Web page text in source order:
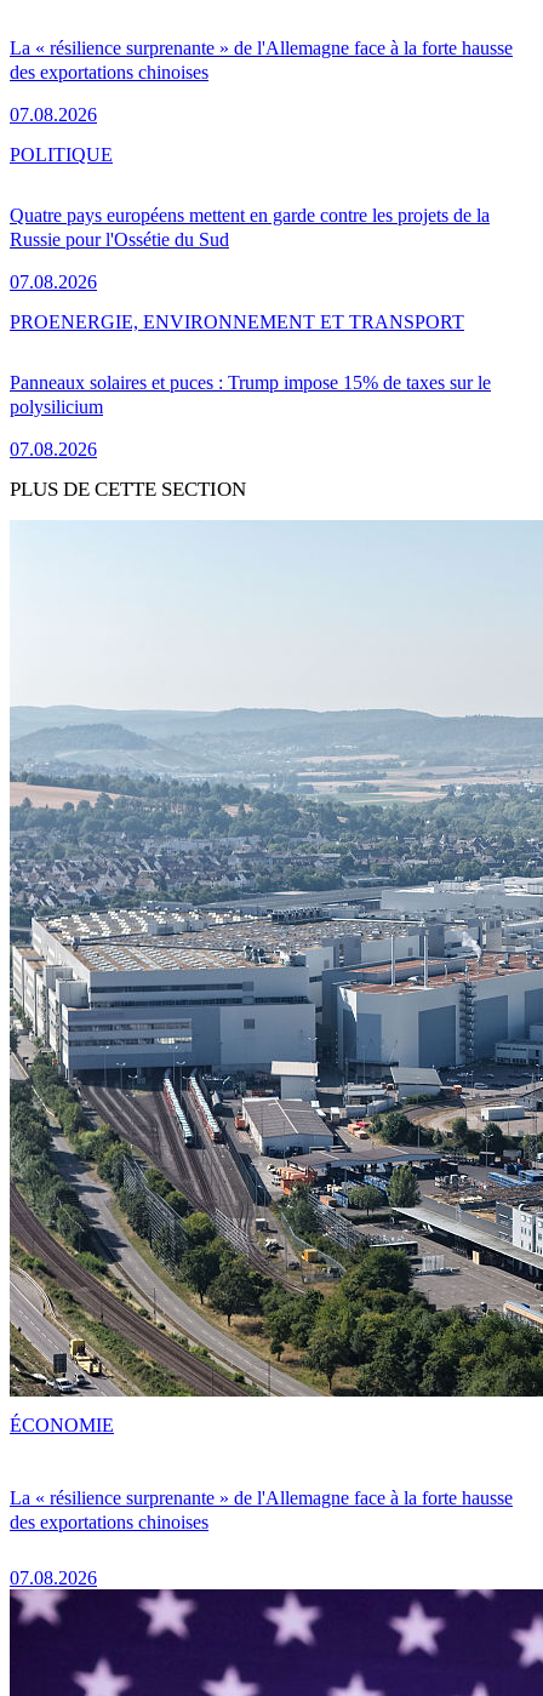
La « résilience surprenante » de l'Allemagne face à la forte hausse
des exportations chinoises
07.08.2026
Quatre pays européens mettent en garde contre les projets de la
Russie pour l'Ossétie du Sud
07.08.2026
POLITIQUE
Panneaux solaires et puces : Trump impose 15% de taxes sur le
polysilicium
07.08.2026
PROENERGIE, ENVIRONNEMENT ET TRANSPORT
PLUS DE CETTE SECTION
La « résilience surprenante » de l'Allemagne face à la forte hausse
des exportations chinoises
07.08.2026
ÉCONOMIE